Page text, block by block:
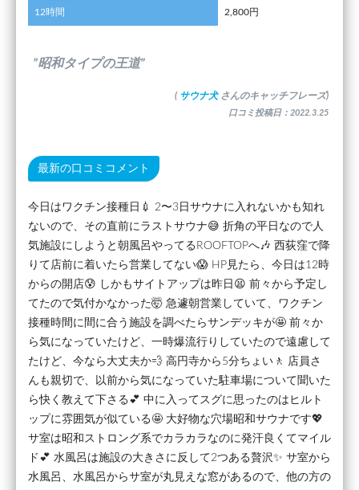
12時間 2,800円
”昭和タイプの王道”
( サウナ犬 さんのキャッチフレーズ)
口コミ投稿日：2022.3.25
最新の口コミコメント
今日はワクチン接種日💉 2〜3日サウナに入れないかも知れ
ないので、その直前にラストサウナ😅 折角の平日なので人
気施設にしようと朝風呂やってるROOFTOPへ🎶 西荻窪で降
りて店前に着いたら営業してない😱 HP見たら、今日は12時
からの開店😰 しかもサイトアップは昨日😫 前々から予定し
てたので気付かなかった🤯 急遽朝営業していて、ワクチン
接種時間に間に合う施設を調べたらサンデッキが🤩 前々か
ら気になっていたけど、一時爆流行りしていたので遠慮して
たけど、今なら大丈夫か💨 高円寺から5分ちょい🚶 店員さ
んも親切で、以前から気になっていた駐車場について聞いた
ら快く教えて下さる💕 中に入ってスグに思ったのはヒルト
ップに雰囲気が似ている🤩 大好物な穴場昭和サウナです💖
サ室は昭和ストロング系でカラカラなのに発汗良くてマイル
ド💕 水風呂は施設の大きさに反して2つある贅沢✨ サ室から
水風呂、水風呂からサ室が丸見えな窓があるので、他の方の